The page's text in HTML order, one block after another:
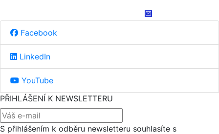
Facebook
LinkedIn
YouTube
PŘIHLÁŠENÍ K NEWSLETTERU
S přihlášením k odběru newsletteru souhlasíte s